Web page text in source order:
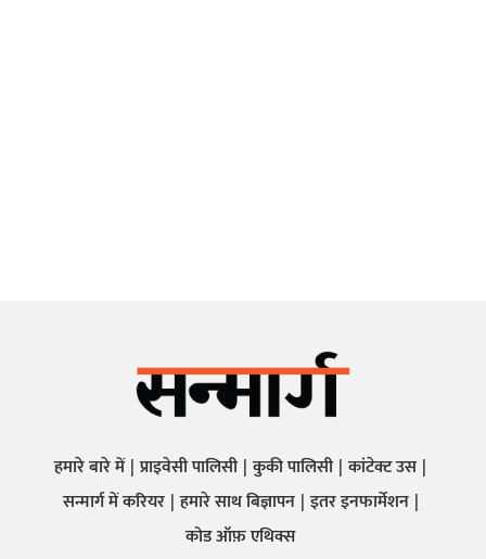
हमारे बारे में प्राइवेसी पालिसी कुकी पालिसी कांटेक्ट उस
सन्मार्ग में करियर हमारे साथ बिज्ञापन इतर इनफार्मेशन
कोड ऑफ़ एथिक्स